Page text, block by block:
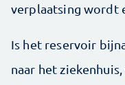
verplaatsing wordt
Is het reservoir
naar het